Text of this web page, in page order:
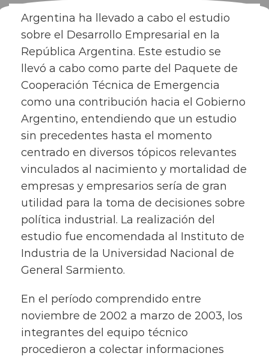
Argentina ha llevado a cabo el estudio
sobre el Desarrollo Empresarial en la
República Argentina. Este estudio se
llevó a cabo como parte del Paquete de
Cooperación Técnica de Emergencia
como una contribución hacia el Gobierno
Argentino, entendiendo que un estudio
sin precedentes hasta el momento
centrado en diversos tópicos relevantes
vinculados al nacimiento y mortalidad de
empresas y empresarios sería de gran
utilidad para la toma de decisiones sobre
política industrial. La realización del
estudio fue encomendada al Instituto de
Industria de la Universidad Nacional de
General Sarmiento.
En el período comprendido entre
noviembre de 2002 a marzo de 2003, los
integrantes del equipo técnico
procedieron a colectar informaciones